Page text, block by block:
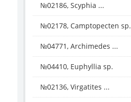
№02186, Scyphia ...
№02178, Camptopecten sp.
№04771, Archimedes ...
№04410, Euphyllia sp.
№02136, Virgatites ...